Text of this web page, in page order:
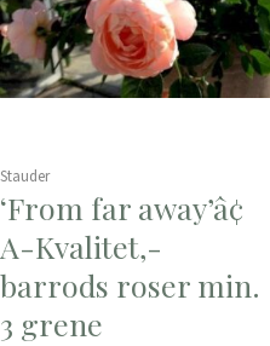
Stauder
‘From far away’â¢
A-Kvalitet,-
barrods roser min.
3 grene